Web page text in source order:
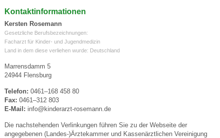
Kontaktinformationen
Kersten Rosemann
Gesetzliche Berufsbezeichnungen:
Facharzt für Kinder- und Jugendmedizin
Land in dem diese verliehen wurde: Deutschland
Marrensdamm 5
24944 Flensburg
Telefon: 0461–168 458 80
Fax: 0461–312 803
E-Mail: info@kinderarzt-rosemann.de
Die nachstehenden Verlinkungen führen Sie zu der Webseite der
angegebenen (Landes-)Ärztekammer und Kassenärztlichen Vereinigung